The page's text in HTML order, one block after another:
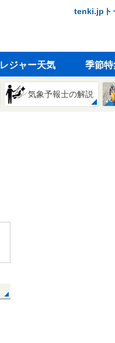
tenki.jpト
レジャー天気 季節特
気象予報士の解説